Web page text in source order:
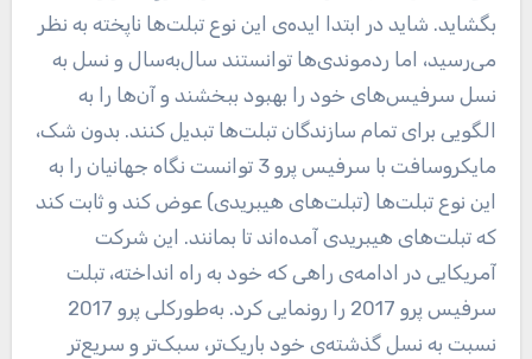
بگشاید. شاید در ابتدا ایده‌ی این نوع تبلت‌ها ناپخته به نظر
می‌رسید، اما ردموندی‌ها توانستند سال‌به‌سال و نسل به
نسل سرفیس‌های خود را بهبود ببخشند و آن‌ها را به
الگویی برای تمام سازندگان تبلت‌ها تبدیل کنند. بدون شک،
مایکروسافت با سرفیس پرو 3 توانست نگاه جهانیان را به
این نوع تبلت‌ها (تبلت‌های هیبریدی) عوض کند و ثابت کند
که تبلت‌های هیبریدی آمده‌اند تا بمانند. این شرکت
آمریکایی در ادامه‌ی راهی که خود به راه انداخته، تبلت
سرفیس پرو 2017 را رونمایی کرد. به‌طورکلی پرو 2017
نسبت به نسل گذشته‌ی خود باریک‌تر، سبک‌تر و سریع‌تر